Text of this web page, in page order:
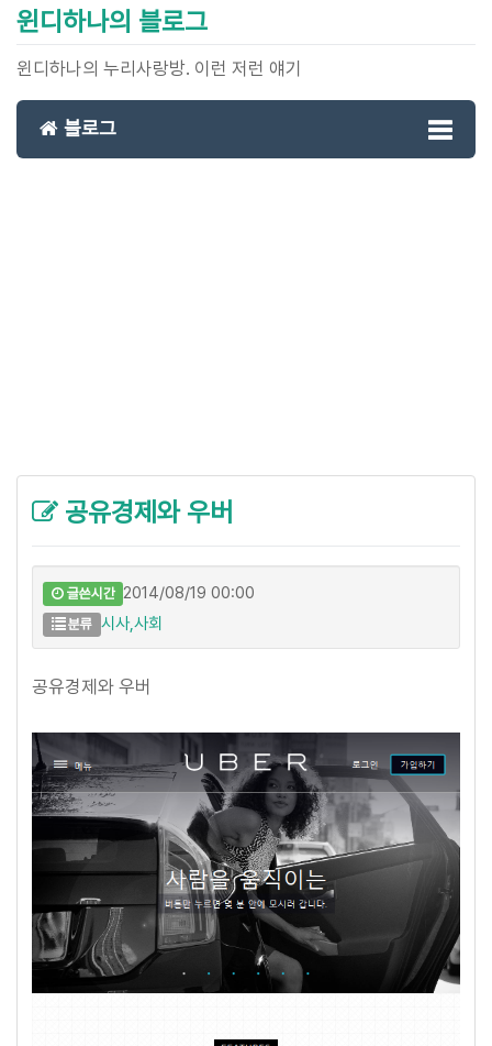
윈디하나의 블로그
윈디하나의 누리사랑방. 이런 저런 얘기
블로그
공유경제와 우버
글쓴시간 2014/08/19 00:00
분류 시사,사회
공유경제와 우버